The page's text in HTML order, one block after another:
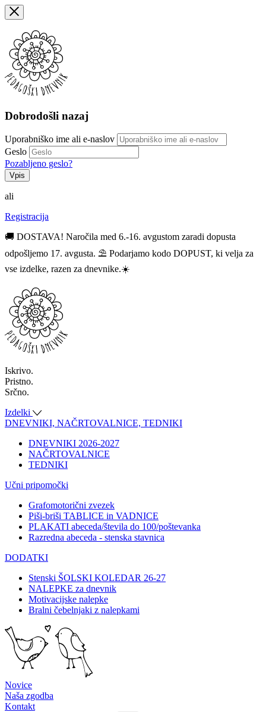
Dobrodošli nazaj
Uporabniško ime ali e-naslov
Geslo
Pozabljeno geslo?
Vpis
ali
Registracija
🚚 DOSTAVA! Naročila med 6.-16. avgustom zaradi dopusta
odpošljemo 17. avgusta. ⛱️ Podarjamo kodo DOPUST, ki velja za
vse izdelke, razen za dnevnike.☀️
Iskrivo.
Pristno.
Srčno.
Izdelki
DNEVNIKI, NAČRTOVALNICE, TEDNIKI
DNEVNIKI 2026-2027
NAČRTOVALNICE
TEDNIKI
Učni pripomočki
Grafomotorični zvezek
Piši-briši TABLICE in VADNICE
PLAKATI abeceda/števila do 100/poštevanka
Razredna abeceda - stenska stavnica
DODATKI
Stenski ŠOLSKI KOLEDAR 26-27
NALEPKE za dnevnik
Motivacijske nalepke
Bralni čebelnjaki z nalepkami
Novice
Naša zgodba
Kontakt